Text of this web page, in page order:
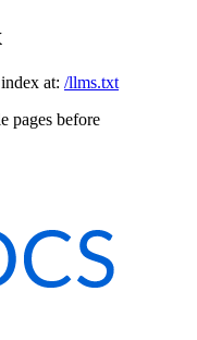
at: /llms.txt
pages before